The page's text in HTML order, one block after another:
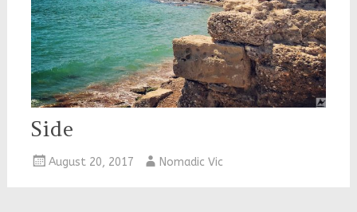
Side
August 20, 2017 Nomadic Vic